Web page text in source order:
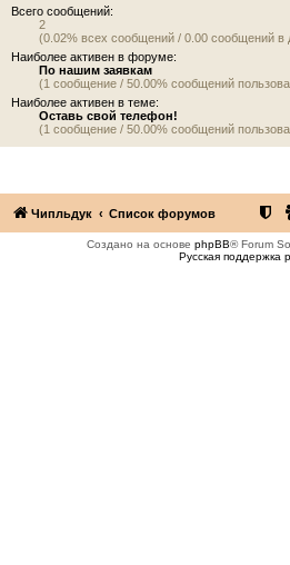
Всего сообщений:
2
(0.02% всех сообщений / 0.00 сообщений в
Наиболее активен в форуме:
По нашим заявкам
(1 сообщение / 50.00% сообщений
Наиболее активен в теме:
Оставь свой телефон!
(1 сообщение / 50.00% сообщений
Чипльдук Список форумов
Создано на основе phpBB® Forum
Русская поддержка